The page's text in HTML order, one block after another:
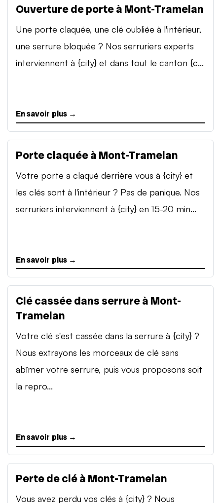
Ouverture de porte à Mont-Tramelan
Une porte claquée, une clé oubliée à l'intérieur,
une serrure bloquée ? Nos serruriers experts
interviennent à {city} et dans tout le canton {c...
En savoir plus →
Porte claquée à Mont-Tramelan
Votre porte a claqué derrière vous à {city} et
les clés sont à l'intérieur ? Pas de panique. Nos
serruriers interviennent à {city} en 15-20 min...
En savoir plus →
Clé cassée dans serrure à Mont-
Tramelan
Votre clé s'est cassée dans la serrure à {city} ?
Nous extrayons les morceaux de clé sans
abîmer votre serrure, puis vous proposons soit
la repro...
En savoir plus →
Perte de clé à Mont-Tramelan
Vous avez perdu vos clés à {city} ? Nous